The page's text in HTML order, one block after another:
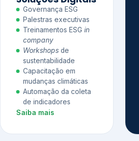
Governança ESG
Palestras executivas
Treinamentos ESG in
company
Workshops de
sustentabilidade
Capacitação em
mudanças climáticas
Automação da coleta
de indicadores
Saiba mais